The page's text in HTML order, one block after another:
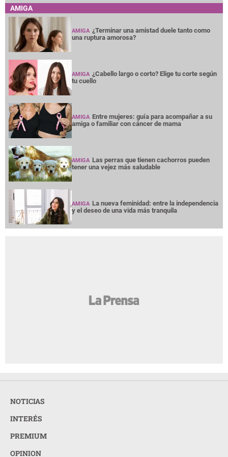
AMIGA
AMIGA ¿Terminar una amistad duele tanto como
una ruptura amorosa?
AMIGA ¿Cabello largo o corto? Elige tu corte según
tu cuello
AMIGA Entre mujeres: guía para acompañar a su
amiga o familiar con cáncer de mama
AMIGA Las perras que tienen cachorros pueden
tener una vejez más saludable
AMIGA La nueva feminidad: entre la independencia
y el deseo de una vida más tranquila
NOTICIAS
INTERÉS
PREMIUM
OPINION